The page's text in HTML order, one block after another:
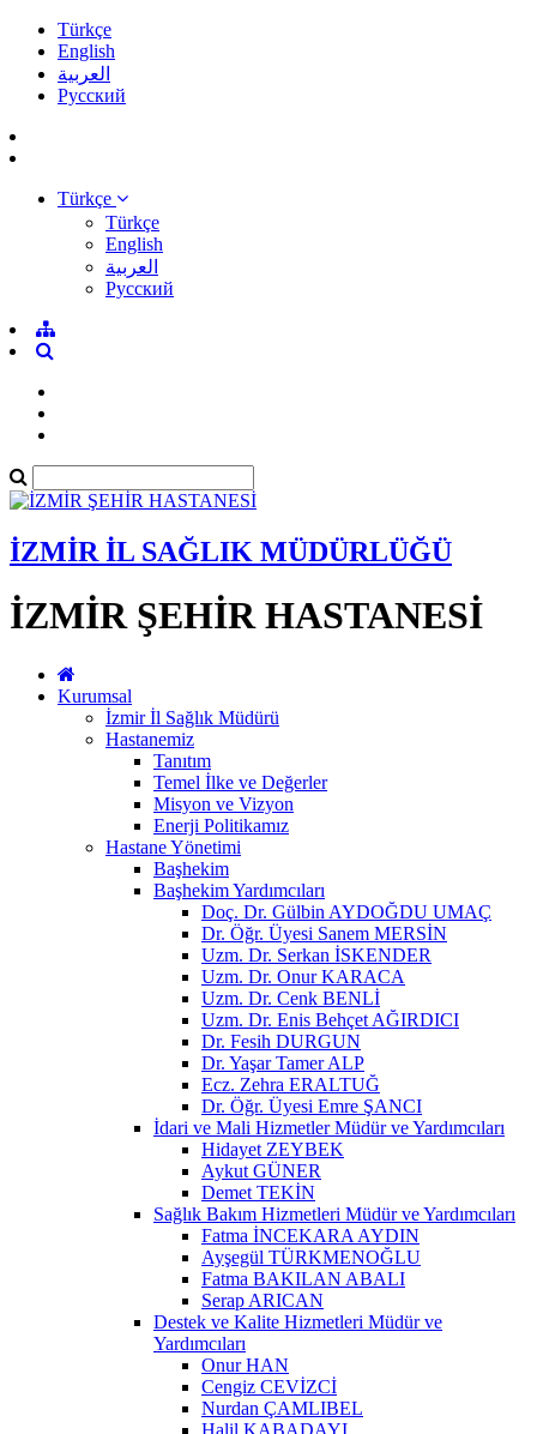
Türkçe
English
العربية
Pусский
Türkçe
Türkçe
English
العربية
Pусский
İZMİR İL SAĞLIK MÜDÜRLÜĞÜ
İZMİR ŞEHİR HASTANESİ
Kurumsal
İzmir İl Sağlık Müdürü
Hastanemiz
Tanıtım
Temel İlke ve Değerler
Misyon ve Vizyon
Enerji Politikamız
Hastane Yönetimi
Başhekim
Başhekim Yardımcıları
Doç. Dr. Gülbin AYDOĞDU UMAÇ
Dr. Öğr. Üyesi Sanem MERSİN
Uzm. Dr. Serkan İSKENDER
Uzm. Dr. Onur KARACA
Uzm. Dr. Cenk BENLİ
Uzm. Dr. Enis Behçet AĞIRDICI
Dr. Fesih DURGUN
Dr. Yaşar Tamer ALP
Ecz. Zehra ERALTUĞ
Dr. Öğr. Üyesi Emre ŞANCI
İdari ve Mali Hizmetler Müdür ve Yardımcıları
Hidayet ZEYBEK
Aykut GÜNER
Demet TEKİN
Sağlık Bakım Hizmetleri Müdür ve Yardımcıları
Fatma İNCEKARA AYDIN
Ayşegül TÜRKMENOĞLU
Fatma BAKILAN ABALI
Serap ARICAN
Destek ve Kalite Hizmetleri Müdür ve
Yardımcıları
Onur HAN
Cengiz CEVİZCİ
Nurdan ÇAMLIBEL
Halil KABADAYI